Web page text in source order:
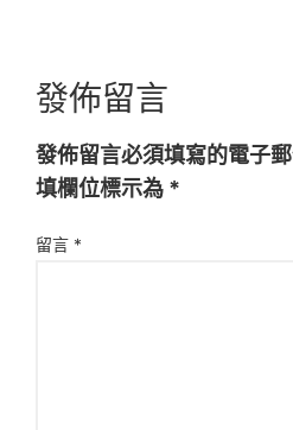
發佈留言
發佈留言必須填寫的電子
填欄位標示為 *
留言 *